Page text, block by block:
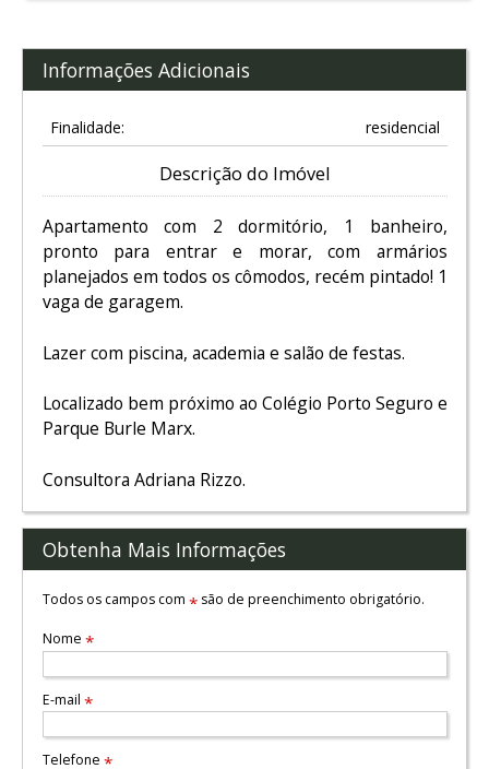
Informações Adicionais
Finalidade: residencial
Descrição do Imóvel
Apartamento com 2 dormitório, 1 banheiro,
pronto para entrar e morar, com armários
planejados em todos os cômodos, recém pintado! 1
vaga de garagem.
Lazer com piscina, academia e salão de festas.
Localizado bem próximo ao Colégio Porto Seguro e
Parque Burle Marx.
Consultora Adriana Rizzo.
Obtenha Mais Informações
Todos os campos com *são de preenchimento obrigatório.
Nome *
E-mail *
Telefone *